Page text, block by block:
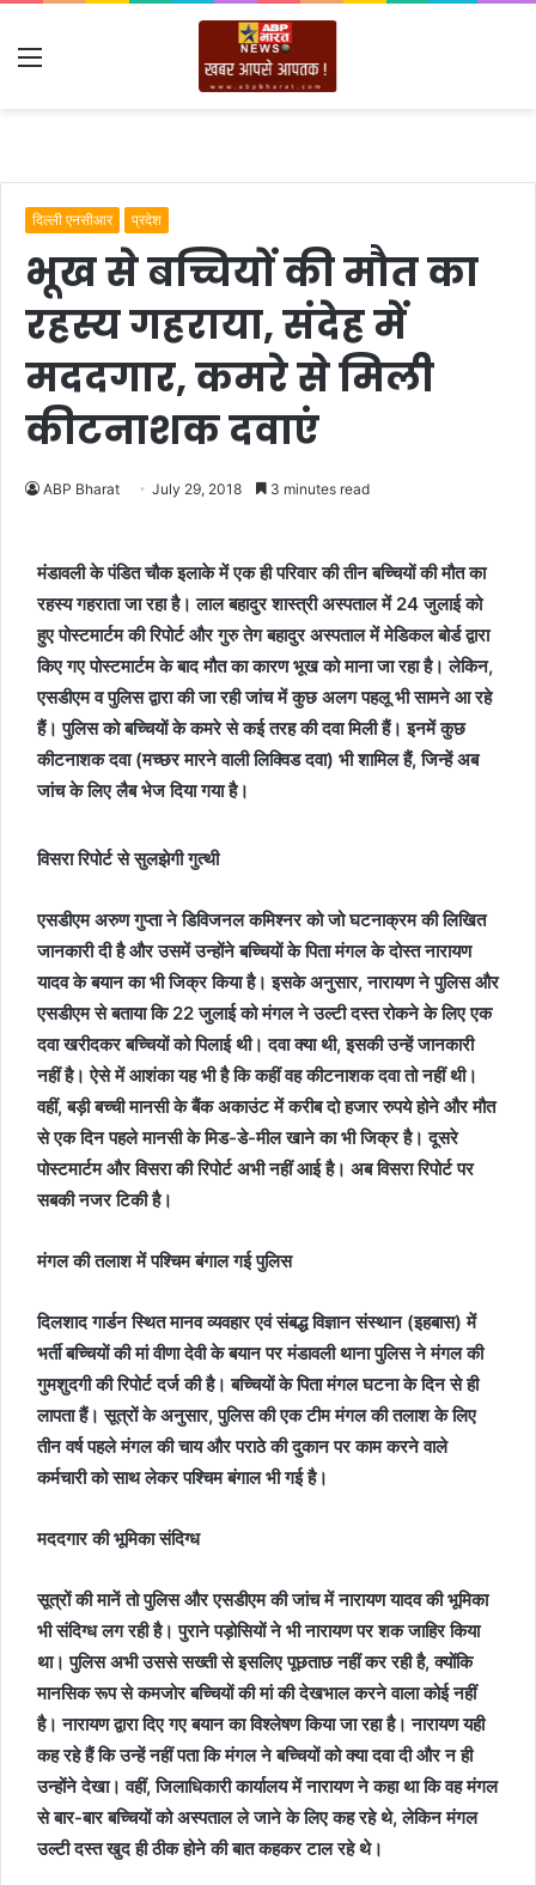
Menu
दिल्ली एनसीआर प्रदेश
भूख से बच्चियों की मौत का
रहस्य गहराया, संदेह में
मददगार, कमरे से मिली
कीटनाशक दवाएं
ABP Bharat July 29, 2018 3 minutes read
मंडावली के पंडित चौक इलाके में एक ही परिवार की तीन बच्चियों की मौत का
रहस्य गहराता जा रहा है। लाल बहादुर शास्त्री अस्पताल में 24 जुलाई को
हुए पोस्टमार्टम की रिपोर्ट और गुरु तेग बहादुर अस्पताल में मेडिकल बोर्ड द्वारा
किए गए पोस्टमार्टम के बाद मौत का कारण भूख को माना जा रहा है। लेकिन,
एसडीएम व पुलिस द्वारा की जा रही जांच में कुछ अलग पहलू भी सामने आ रहे
हैं। पुलिस को बच्चियों के कमरे से कई तरह की दवा मिली हैं। इनमें कुछ
कीटनाशक दवा (मच्छर मारने वाली लिक्विड दवा) भी शामिल हैं, जिन्हें अब
जांच के लिए लैब भेज दिया गया है।
विसरा रिपोर्ट से सुलझेगी गुत्थी
एसडीएम अरुण गुप्ता ने डिविजनल कमिश्नर को जो घटनाक्रम की लिखित
जानकारी दी है और उसमें उन्होंने बच्चियों के पिता मंगल के दोस्त नारायण
यादव के बयान का भी जिक्र किया है। इसके अनुसार, नारायण ने पुलिस और
एसडीएम से बताया कि 22 जुलाई को मंगल ने उल्टी दस्त रोकने के लिए एक
दवा खरीदकर बच्चियों को पिलाई थी। दवा क्या थी, इसकी उन्हें जानकारी
नहीं है। ऐसे में आशंका यह भी है कि कहीं वह कीटनाशक दवा तो नहीं थी।
वहीं, बड़ी बच्ची मानसी के बैंक अकाउंट में करीब दो हजार रुपये होने और मौत
से एक दिन पहले मानसी के मिड-डे-मील खाने का भी जिक्र है। दूसरे
पोस्टमार्टम और विसरा की रिपोर्ट अभी नहीं आई है। अब विसरा रिपोर्ट पर
सबकी नजर टिकी है।
मंगल की तलाश में पश्चिम बंगाल गई पुलिस
दिलशाद गार्डन स्थित मानव व्यवहार एवं संबद्ध विज्ञान संस्थान (इहबास) में
भर्ती बच्चियों की मां वीणा देवी के बयान पर मंडावली थाना पुलिस ने मंगल की
गुमशुदगी की रिपोर्ट दर्ज की है। बच्चियों के पिता मंगल घटना के दिन से ही
लापता हैं। सूत्रों के अनुसार, पुलिस की एक टीम मंगल की तलाश के लिए
तीन वर्ष पहले मंगल की चाय और पराठे की दुकान पर काम करने वाले
कर्मचारी को साथ लेकर पश्चिम बंगाल भी गई है।
मददगार की भूमिका संदिग्ध
सूत्रों की मानें तो पुलिस और एसडीएम की जांच में नारायण यादव की भूमिका
भी संदिग्ध लग रही है। पुराने पड़ोसियों ने भी नारायण पर शक जाहिर किया
था। पुलिस अभी उससे सख्ती से इसलिए पूछताछ नहीं कर रही है, क्योंकि
मानसिक रूप से कमजोर बच्चियों की मां की देखभाल करने वाला कोई नहीं
है। नारायण द्वारा दिए गए बयान का विश्लेषण किया जा रहा है। नारायण यही
कह रहे हैं कि उन्हें नहीं पता कि मंगल ने बच्चियों को क्या दवा दी और न ही
उन्होंने देखा। वहीं, जिलाधिकारी कार्यालय में नारायण ने कहा था कि वह मंगल
से बार-बार बच्चियों को अस्पताल ले जाने के लिए कह रहे थे, लेकिन मंगल
उल्टी दस्त खुद ही ठीक होने की बात कहकर टाल रहे थे।